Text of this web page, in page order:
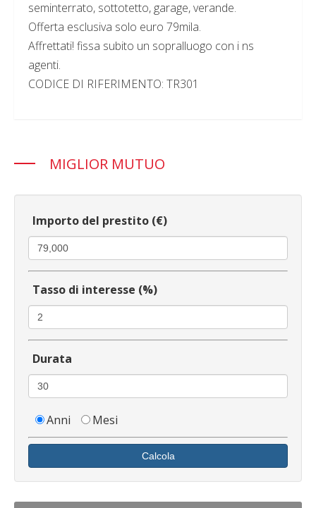
seminterrato, sottotetto, garage, verande.
Offerta esclusiva solo euro 79mila.
Affrettati! fissa subito un sopralluogo con i ns
agenti.
CODICE DI RIFERIMENTO: TR301
MIGLIOR MUTUO
Importo del prestito (€)
Tasso di interesse (%)
Durata
Anni Mesi
Calcola